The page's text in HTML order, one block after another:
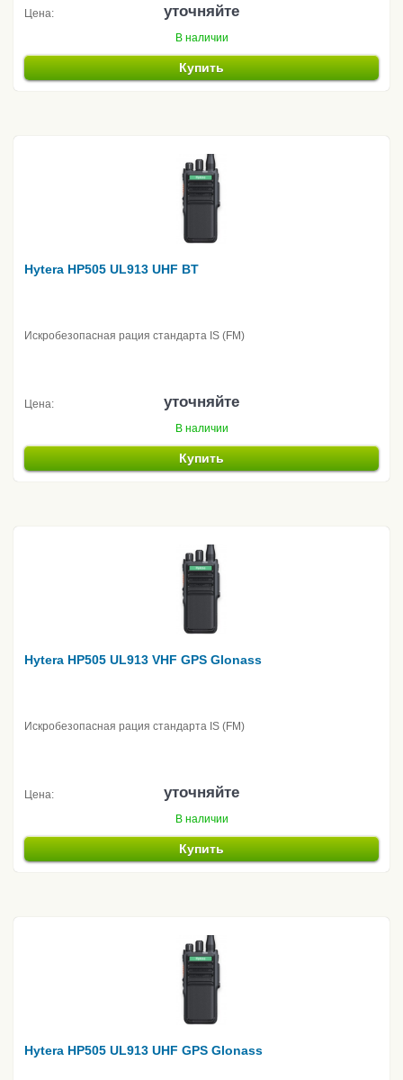
Цена: уточняйте
В наличии
Купить
Hytera HP505 UL913 UHF BT
Искробезопасная рация стандарта IS (FM)
Цена: уточняйте
В наличии
Купить
Hytera HP505 UL913 VHF GPS Glonass
Искробезопасная рация стандарта IS (FM)
Цена: уточняйте
В наличии
Купить
Hytera HP505 UL913 UHF GPS Glonass